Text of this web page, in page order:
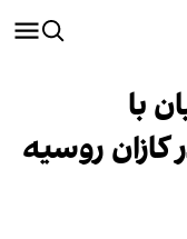
با
کازان روسیه